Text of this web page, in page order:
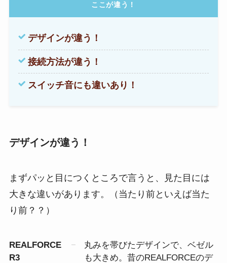
ここが違う！
デザインが違う！
接続方法が違う！
スイッチ音にも違いあり！
デザインが違う！
まずパッと目につくところで言うと、見た目には
大きな違いがあります。（当たり前といえば当た
り前？？）
REALFORCE
R3
丸みを帯びたデザインで、ベゼル
も大きめ。昔のREALFORCEのデ